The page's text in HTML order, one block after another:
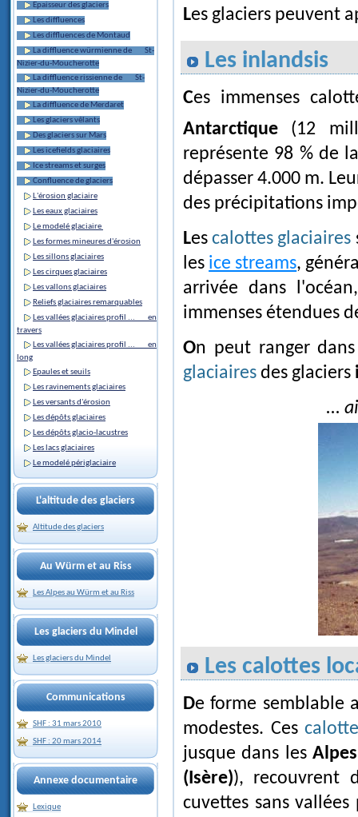
Epaisseur des glaciers
Les diffluences
Les diffluences de Montaud
La diffluence würmienne de St-
Nizier-du-Moucherotte
La diffluence rissienne de St-
Nizier-du-Moucherotte
La diffluence de Merdaret
Les glaciers vêlants
Des glaciers sur Mars
Les icefields glaciaires
Ice streams et surges
Confluence de glaciers
L'érosion glaciaire
Les eaux glaciaires
Le modelé glaciaire
Les formes mineures d'érosion
Les sillons glaciaires
Les cirques glaciaires
Les vallons glaciaires
Reliefs glaciaires remarquables
Les vallées glaciaires profil ... en
travers
Les vallées glaciaires profil ... en
long
Epaules et seuils
Les ravinements glaciaires
Les versants d'érosion
Les dépôts glaciaires
Les dépôts glacio-lacustres
Les lacs glaciaires
Le modelé périglaciaire
L'altitude des glaciers
Altitude des glaciers
Au Würm et au Riss
Les Alpes au Würm et au Riss
Les glaciers du Mindel
Les glaciers du Mindel
Communications
SHF : 31 mars 2010
SHF : 20 mars 2014
Annexe documentaire
Lexique
Les glaciers peuvent
Les inlandsis
Ces immenses
Antarctique (12
représente 98 % de
dépasser 4.000 m.
des précipitations
Lescalottes glaciaires
les ice streams,
arrivée dans
immenses étendues
On peut ranger
glaciaires des glaciers
...
Les calottes
De forme semblable
modestes. Ces
jusque dans lesAlpes
(Isère)), recouvrent
cuvettes sans